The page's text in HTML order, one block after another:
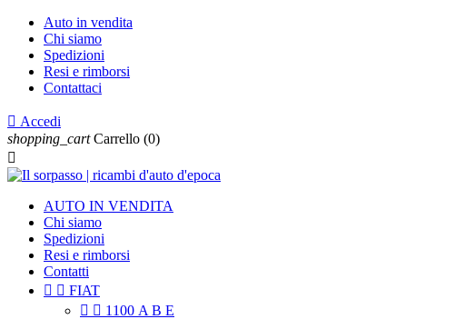
Auto in vendita
Chi siamo
Spedizioni
Resi e rimborsi
Contattaci
 Accedi
shopping_cart Carrello (0)

AUTO IN VENDITA
Chi siamo
Spedizioni
Resi e rimborsi
Contatti
  FIAT
  1100 A B E